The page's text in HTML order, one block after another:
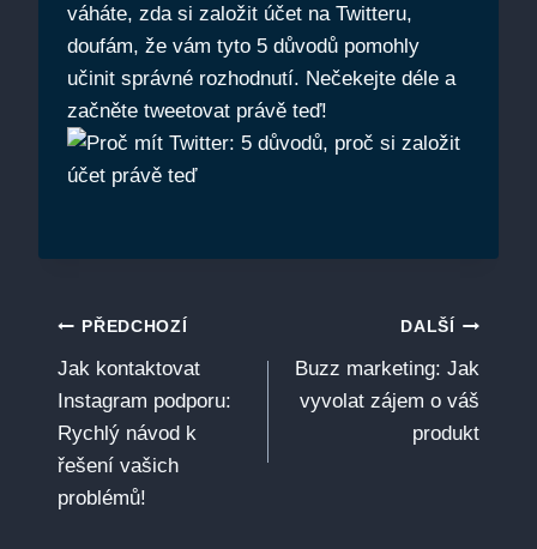
váháte, zda si založit účet na Twitteru,
doufám, že vám tyto 5 důvodů pomohly
učinit správné rozhodnutí. Nečekejte déle a
začněte tweetovat právě teď!
Navigace
pro
příspěvek
PŘEDCHOZÍ
Jak kontaktovat
Instagram podporu:
Rychlý návod k
řešení vašich
problémů!
DALŠÍ
Buzz marketing: Jak
vyvolat zájem o váš
produkt